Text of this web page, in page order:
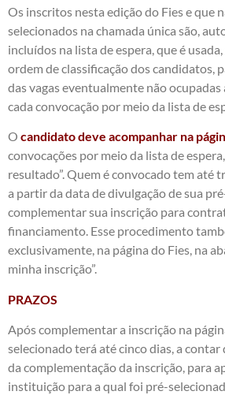
Os inscritos nesta edição do Fies e que
selecionados na chamada única são,
incluídos na lista de espera, que é
ordem de classificação dos candidatos,
das vagas eventualmente não
cada convocação por meio da lista de
O candidato deve acompanhar na
convocações por meio da lista de
resultado”. Quem é convocado tem até
a partir da data de divulgação de sua
complementar sua inscrição para
financiamento. Esse procedimento
exclusivamente, na página do Fies, na
minha inscrição”.
PRAZOS
Após complementar a inscrição na
selecionado terá até cinco dias, a contar
da complementação da inscrição, para
instituição para a qual foi pré-